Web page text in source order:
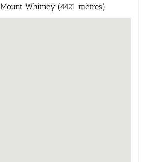
Mount Whitney (4421 mètres)